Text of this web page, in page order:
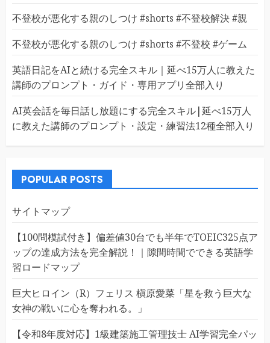
不登校が悪化する親のしつけ #shorts #不登校解決 #親
不登校が悪化する親のしつけ #shorts #不登校 #ゲーム
英語日記をAIと続ける完全スキル｜延べ15万人に教えた
講師のプロンプト・ガイド・専用アプリ全部入り
AI英会話を毎日話し放題にする完全スキル|延べ15万人
に教えた講師のプロンプト・設定・練習法12種全部入り
POPULAR POSTS
サイトマップ
【100問模試付き】偏差値30台でも半年でTOEIC325点ア
ップの達成方法を完全解説！｜隙間時間でできる英語学
習ロードマップ
巨大ヒロイン（R）フェリス 槇原愛菜「星を救う巨大な
女神の戦いに心を奪われる。」
【令和8年度対応】1級建築施工管理技士 AI学習完全パッ